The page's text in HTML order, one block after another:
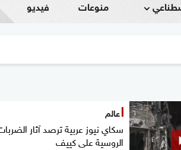
منوعات فيديو
عالم
سكاي نيوز عربية ترصد آثار
الروسية على كييف